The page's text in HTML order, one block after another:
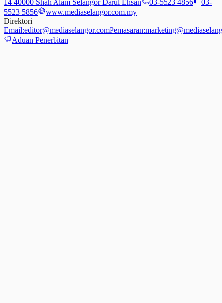
14 40000 Shah Alam Selangor Darul Ehsan 03-5523 4856
03-
5523 5856
www.mediaselangor.com.my
Direktori
Email:editor@mediaselangor.comPemasaran:
Aduan Penerbitan